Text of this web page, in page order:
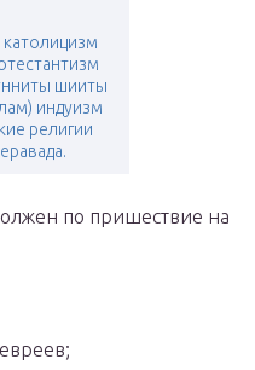
католицизм
шииты
индуизм
религии
по пришествие на